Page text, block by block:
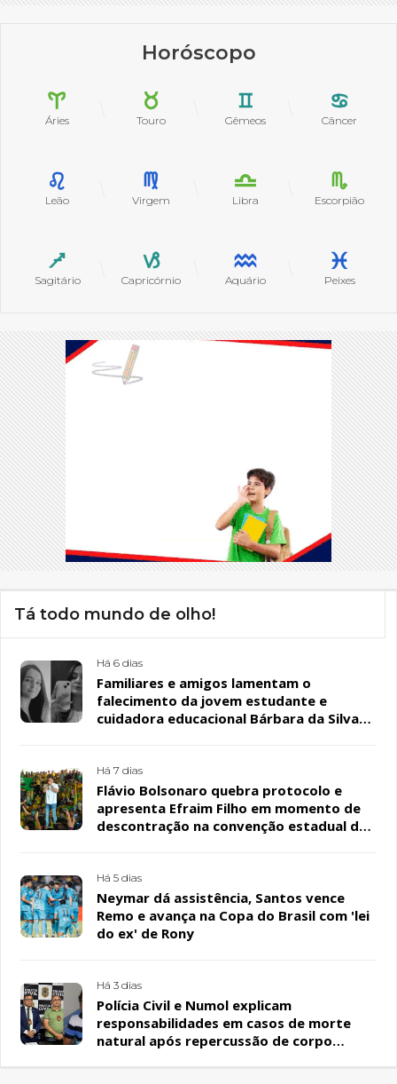
Horóscopo
Áries Touro Gêmeos Câncer
Leão Virgem Libra Escorpião
Sagitário Capricórnio Aquário Peixes
Tá todo mundo de olho!
Há 6 dias
Familiares e amigos lamentam o
falecimento da jovem estudante e
cuidadora educacional Bárbara da Silva
Há 7 dias
Flávio Bolsonaro quebra protocolo e
apresenta Efraim Filho em momento de
descontração na convenção estadual do
Há 5 dias
Neymar dá assistência, Santos vence
Remo e avança na Copa do Brasil com 'lei
do ex' de Rony
Há 3 dias
Polícia Civil e Numol explicam
responsabilidades em casos de morte
natural após repercussão de corpo